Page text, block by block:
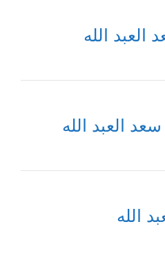
الله
العبد الله
الله